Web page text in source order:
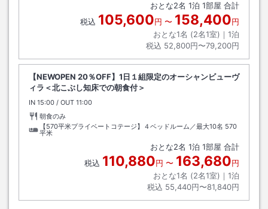
おとな2名 1泊 1部屋 合計
税込 105,600円 〜 158,400円
おとな1名 (2名1室)｜ 1泊
税込 52,800円〜79,200円
【NEWOPEN 20％OFF】1日１組限定のオーシャンビューヴ
ィラ＜北こぶし知床での朝食付＞
IN チェックイン
15:00 / OUT チェックアウト
11:00
朝食のみ
【570平米プライベートコテージ】４ベッドルーム／最大10名 570
平米
おとな2名 1泊 1部屋 合計
税込 110,880円 〜 163,680円
おとな1名 (2名1室)｜ 1泊
税込 55,440円〜81,840円